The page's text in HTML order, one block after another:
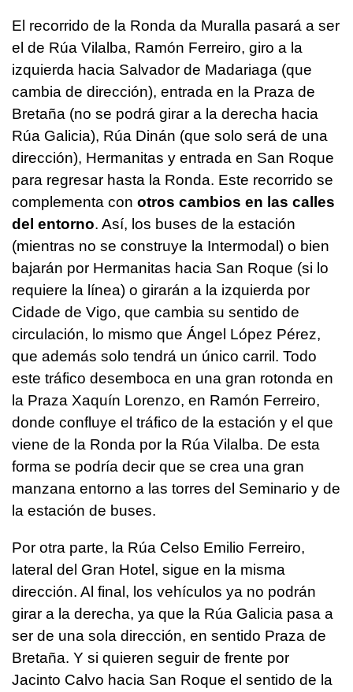
El recorrido de la Ronda da Muralla pasará a ser
el de Rúa Vilalba, Ramón Ferreiro, giro a la
izquierda hacia Salvador de Madariaga (que
cambia de dirección), entrada en la Praza de
Bretaña (no se podrá girar a la derecha hacia
Rúa Galicia), Rúa Dinán (que solo será de una
dirección), Hermanitas y entrada en San Roque
para regresar hasta la Ronda. Este recorrido se
complementa con otros cambios en las calles
del entorno. Así, los buses de la estación
(mientras no se construye la Intermodal) o bien
bajarán por Hermanitas hacia San Roque (si lo
requiere la línea) o girarán a la izquierda por
Cidade de Vigo, que cambia su sentido de
circulación, lo mismo que Ángel López Pérez,
que además solo tendrá un único carril. Todo
este tráfico desemboca en una gran rotonda en
la Praza Xaquín Lorenzo, en Ramón Ferreiro,
donde confluye el tráfico de la estación y el que
viene de la Ronda por la Rúa Vilalba. De esta
forma se podría decir que se crea una gran
manzana entorno a las torres del Seminario y de
la estación de buses.
Por otra parte, la Rúa Celso Emilio Ferreiro,
lateral del Gran Hotel, sigue en la misma
dirección. Al final, los vehículos ya no podrán
girar a la derecha, ya que la Rúa Galicia pasa a
ser de una sola dirección, en sentido Praza de
Bretaña. Y si quieren seguir de frente por
Jacinto Calvo hacia San Roque el sentido de la